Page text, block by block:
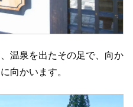
温泉を出たその足で、向か
向かいます。